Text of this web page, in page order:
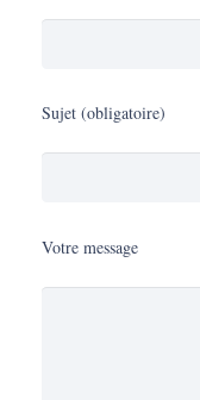
Sujet (obligatoire)
Votre message